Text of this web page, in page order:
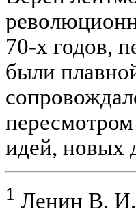
70-х годов,
были
идей, новых
1 Ленин В.